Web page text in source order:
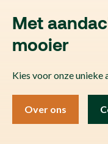
Met
mooier
Kies voor onze unieke
Over ons